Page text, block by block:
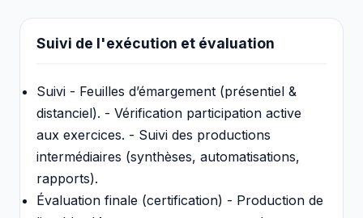
Suivi de l'exécution et évaluation
Suivi - Feuilles d’émargement (présentiel &
distanciel). - Vérification participation active
aux exercices. - Suivi des productions
intermédiaires (synthèses, automatisations,
rapports).
Évaluation finale (certification) - Production de